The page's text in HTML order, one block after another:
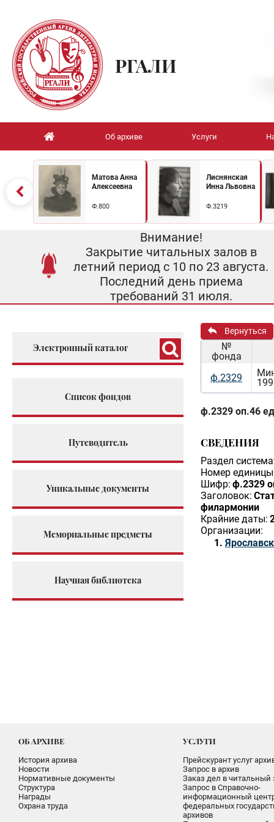
РГАЛИ
Об архиве Услуги
Матова Анна
Алексеевна
Ф.800
Лиснянская
Инна Львовна
Ф.3219
Внимание!
Закрытие читальных залов в
летний период с 10 по 23 августа.
Последний день приема
требований 31 июля.
Электронный каталог
Список фондов
Путеводитель
Уникальные документы
Мемориальные предметы
Научная библиотека
Вернуться
№
фонда
ф.2329
ф.2329 оп.46
СВЕДЕНИЯ
Раздел
Номер единицы
Шифр: ф.2329
Заголовок:
филармонии
Крайние даты:
Организации:
ОБ АРХИВЕ
История архива
Новости
Нормативные документы
Структура
Награды
Охрана труда
УСЛУГИ
Прейскурант услуг
Запрос в архив
Заказ дел в читальный
Запрос в Справочно-
информационный
федеральных
архивов